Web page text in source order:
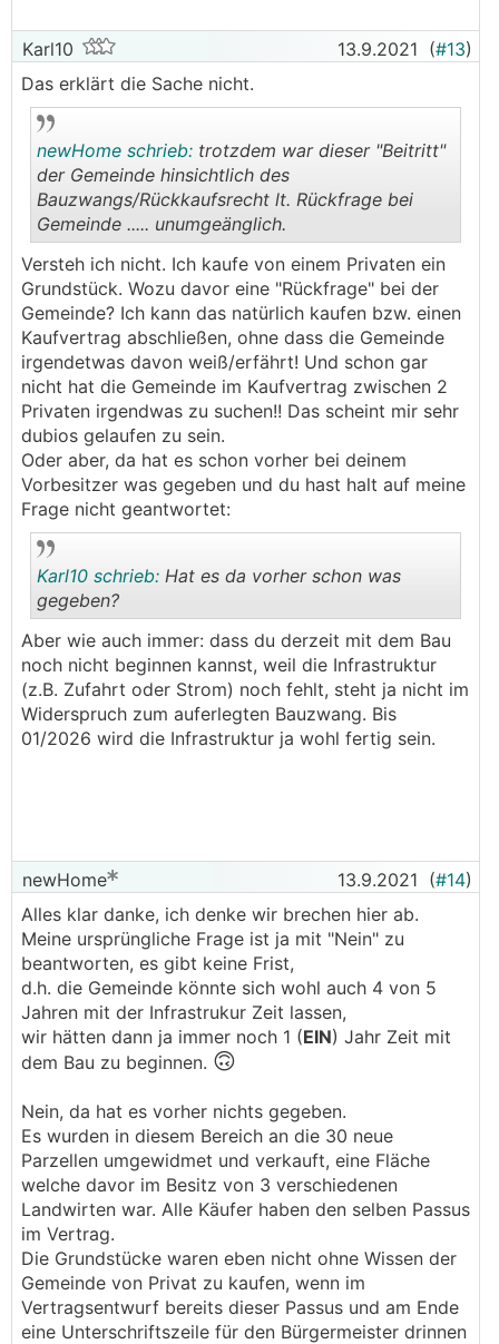
Karl10 13.9.2021 (#13)
Das erklärt die Sache nicht.
..
newHome schrieb: trotzdem war dieser "Beitritt"
der Gemeinde hinsichtlich des
Bauzwangs/Rückkaufsrecht lt. Rückfrage bei
Gemeinde ..... unumgeänglich.
Versteh ich nicht. Ich kaufe von einem Privaten ein
Grundstück. Wozu davor eine "Rückfrage" bei der
Gemeinde? Ich kann das natürlich kaufen bzw. einen
Kaufvertrag abschließen, ohne dass die Gemeinde
irgendetwas davon weiß/erfährt! Und schon gar
nicht hat die Gemeinde im Kaufvertrag zwischen 2
Privaten irgendwas zu suchen!! Das scheint mir sehr
dubios gelaufen zu sein.
Oder aber, da hat es schon vorher bei deinem
Vorbesitzer was gegeben und du hast halt auf meine
Frage nicht geantwortet:
..
Karl10 schrieb: Hat es da vorher schon was
gegeben?
Aber wie auch immer: dass du derzeit mit dem Bau
noch nicht beginnen kannst, weil die Infrastruktur
(z.B. Zufahrt oder Strom) noch fehlt, steht ja nicht im
Widerspruch zum auferlegten Bauzwang. Bis
01/2026 wird die Infrastruktur ja wohl fertig sein.
newHome 13.9.2021 (#14)
Alles klar danke, ich denke wir brechen hier ab.
Meine ursprüngliche Frage ist ja mit "Nein" zu
beantworten, es gibt keine Frist,
d.h. die Gemeinde könnte sich wohl auch 4 von 5
Jahren mit der Infrastrukur Zeit lassen,
wir hätten dann ja immer noch 1 (EIN) Jahr Zeit mit
dem Bau zu beginnen. 🙃
Nein, da hat es vorher nichts gegeben.
Es wurden in diesem Bereich an die 30 neue
Parzellen umgewidmet und verkauft, eine Fläche
welche davor im Besitz von 3 verschiedenen
Landwirten war. Alle Käufer haben den selben Passus
im Vertrag.
Die Grundstücke waren eben nicht ohne Wissen der
Gemeinde von Privat zu kaufen, wenn im
Vertragsentwurf bereits dieser Passus und am Ende
eine Unterschriftszeile für den Bürgermeister drinnen